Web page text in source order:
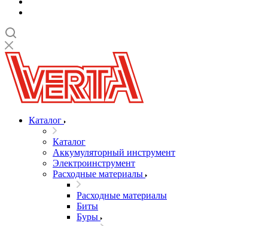
Каталог
Каталог
Аккумуляторный инструмент
Электроинструмент
Расходные материалы
Расходные материалы
Биты
Буры